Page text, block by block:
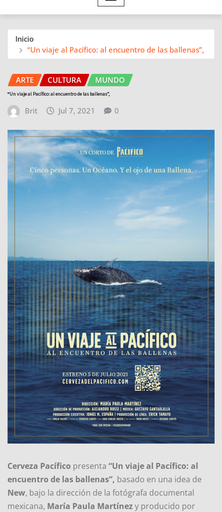
Inicio
“Un viaje al Pacífico: al encuentro de las ballenas”,
ARTE CULTURA MUNDO
“Un viaje al Pacífico: al encuentro de las ballenas”,
Brit Jul 7, 2021 0
Cerveza Pacífico presenta “Un viaje al Pacífico: al
encuentro de las ballenas”, basado en una idea de
New, bajo la dirección de la fotógrafa documental
mexicana, María Paula Martínezy producido por